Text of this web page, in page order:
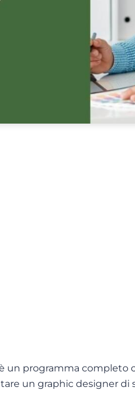
un programma completo
un graphic designer di